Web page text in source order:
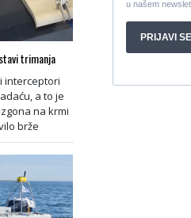
trimanja
interceptori
a to je
na krmi
brže